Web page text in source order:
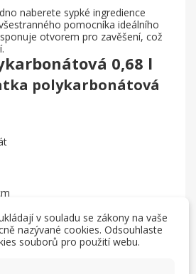
naberete sypké ingredience
pomocníka ideálního
otvorem pro zavěšení, což
0,68 l
polykarbonátová
10 cm
v souladu se zákony na vaše
nazývané cookies. Odsouhlaste
souborů pro použití webu.